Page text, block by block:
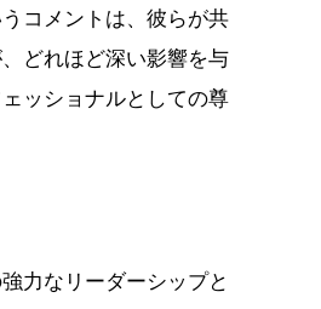
コメントは、彼らが共
どれほど深い影響を与
ッショナルとしての尊
力なリーダーシップと